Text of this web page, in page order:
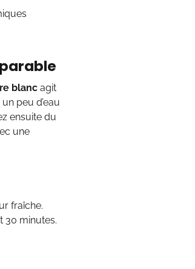
blanc agit
peu d’eau
ensuite du
une
fraîche.
30 minutes.